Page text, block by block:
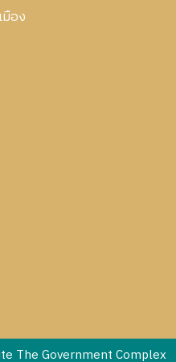
อง
The Government Complex